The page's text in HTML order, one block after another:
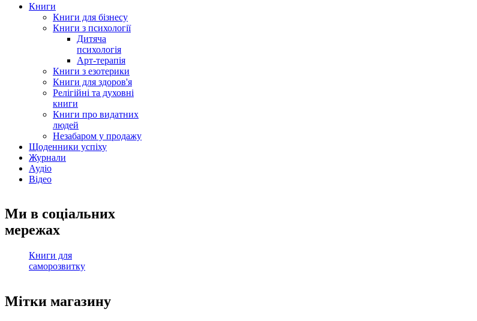
Книги
Книги для бізнесу
Книги з психології
Дитяча
психологія
Арт-терапія
Книги з езотерики
Книги для здоров'я
Релігійні та духовні
книги
Книги про видатних
людей
Незабаром у продажу
Щоденники успіху
Журнали
Аудіо
Відео
Ми в соціальних
мережах
Книги для
саморозвитку
Мітки магазину